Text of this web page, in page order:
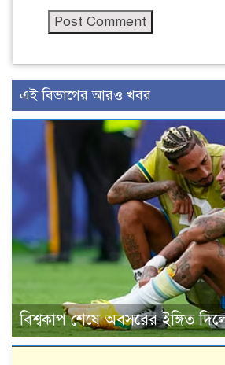
এই বিভাগের আরও খবর
বিশ্বকাপ শেষে অবসরের ইঙ্গিত